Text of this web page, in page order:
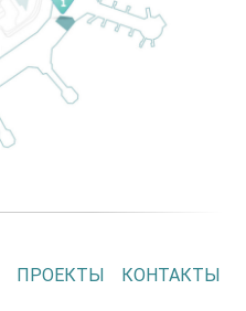
ПРОЕКТЫ
КОНТАКТЫ